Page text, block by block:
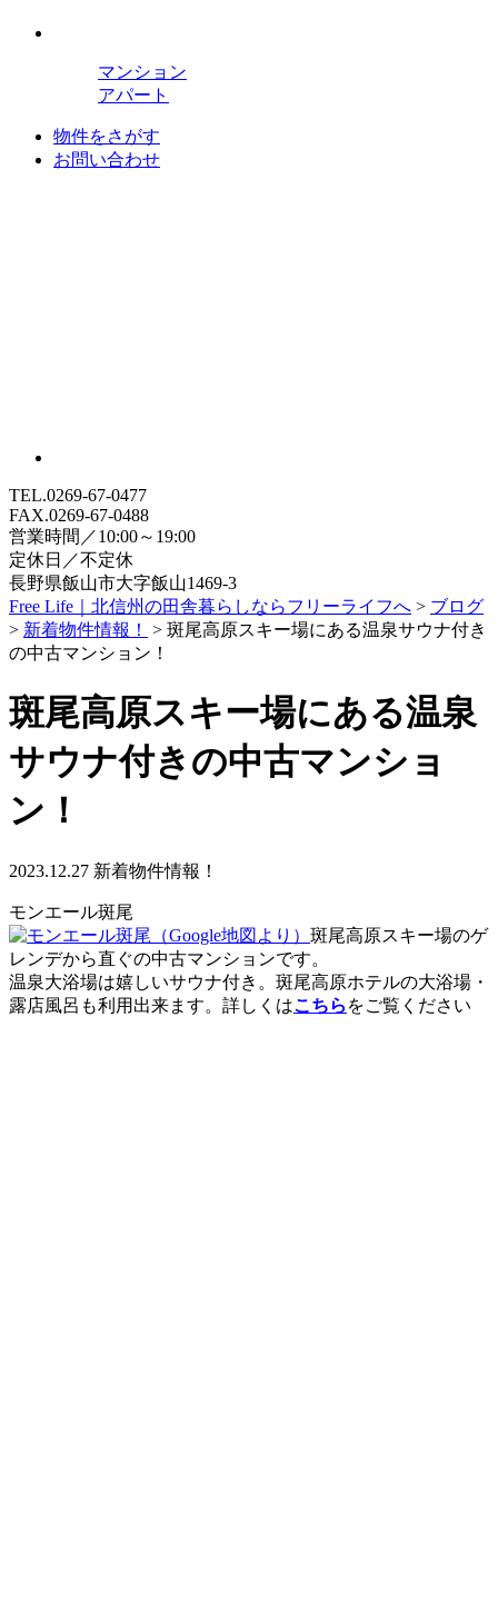
マンション
アパート
物件をさがす
お問い合わせ
TEL.0269-67-0477
FAX.0269-67-0488
営業時間／10:00～19:00
定休日／不定休
長野県飯山市大字飯山1469-3
Free Life｜北信州の田舎暮らしならフリーライフへ > ブログ
> 新着物件情報！ > 斑尾高原スキー場にある温泉サウナ付き
の中古マンション！
斑尾高原スキー場にある温泉
サウナ付きの中古マンショ
ン！
2023.12.27 新着物件情報！
モンエール斑尾
斑尾高原スキー場のゲ
レンデから直ぐの中古マンションです。
温泉大浴場は嬉しいサウナ付き。斑尾高原ホテルの大浴場・
露店風呂も利用出来ます。詳しくはこちら をご覧ください